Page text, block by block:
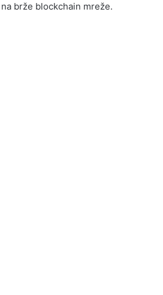
brže blockchain mreže.